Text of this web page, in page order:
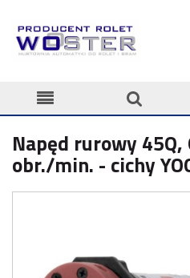
Napęd rurowy
obr./min. - cichy